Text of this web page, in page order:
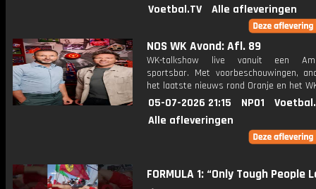
Voetbal.TV
Alle afleveringen
NOS WK Avond: Afl. 89
WK-talkshow live vanuit een
sportsbar. Met voorbeschouwingen,
het laatste nieuws rond Oranje en het
05-07-2026 21:15 NPO1
Alle afleveringen
FORMULA 1: “Only Tough